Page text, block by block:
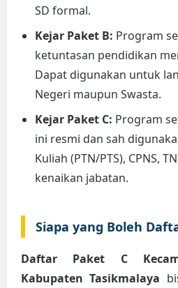
SD formal.
Kejar Paket B: Program
ketuntasan pendidikan
Dapat digunakan untuk
Negeri maupun Swasta.
Kejar Paket C: Program
ini resmi dan sah
Kuliah (PTN/PTS), CPNS,
kenaikan jabatan.
Siapa yang Boleh
Daftar Paket C
Kabupaten Tasikmalaya